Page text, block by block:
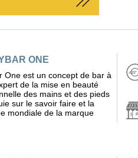
ONE
One est un concept de bar à
de la mise en beauté
des mains et des pieds
sur le savoir faire et la
mondiale de la marque